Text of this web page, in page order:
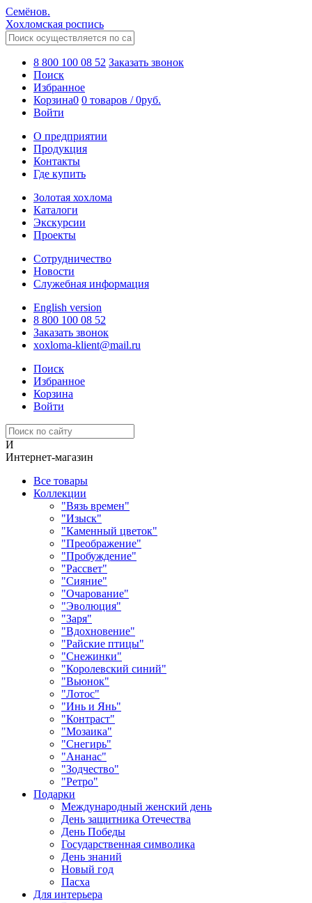
Семёнов.
Хохломская роспись
8 800 100 08 52 Заказать звонок
Поиск
Избранное
Корзина0 0 товаров /0руб.
Войти
О предприятии
Продукция
Контакты
Где купить
Золотая хохлома
Каталоги
Экскурсии
Проекты
Сотрудничество
Новости
Служебная информация
English version
8 800 100 08 52
Заказать звонок
xoxloma-klient@mail.ru
Поиск
Избранное
Корзина
Войти
И
Интернет-магазин
Все товары
Коллекции
"Вязь времен"
"Изыск"
"Каменный цветок"
"Преображение"
"Пробуждение"
"Рассвет"
"Сияние"
"Очарование"
"Эволюция"
"Заря"
"Вдохновение"
"Райские птицы"
"Снежинки"
"Королевский синий"
"Вьюнок"
"Лотос"
"Инь и Янь"
"Контраст"
"Мозаика"
"Снегирь"
"Ананас"
"Зодчество"
"Ретро"
Подарки
Международный женский день
День защитника Отечества
День Победы
Государственная символика
День знаний
Новый год
Пасха
Для интерьера